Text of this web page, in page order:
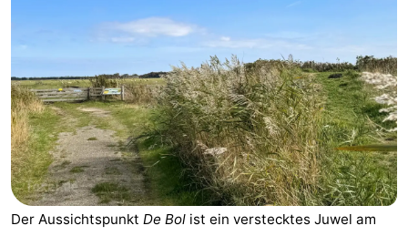
Den
Burg
-
Den
Hoorn
-
De
Cocksdorp
-
De
-
Der Aussichtspunkt De Bol ist ein verstecktes Juwel am